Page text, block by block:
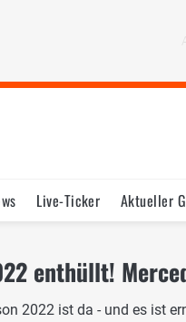
Live-Ticker Aktueller
enthüllt!
2022 ist da - und es ist